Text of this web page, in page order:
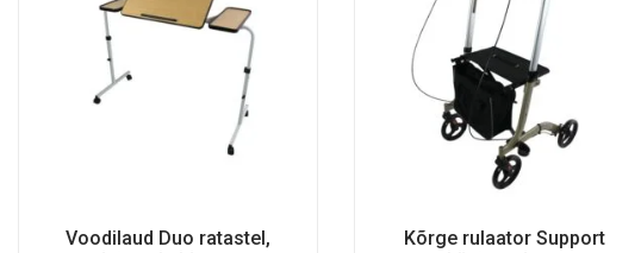
Voodilaud Duo ratastel,
Kõrge rulaator Support